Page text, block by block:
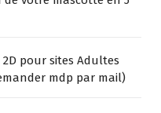
pour sites Adultes
mdp par mail)